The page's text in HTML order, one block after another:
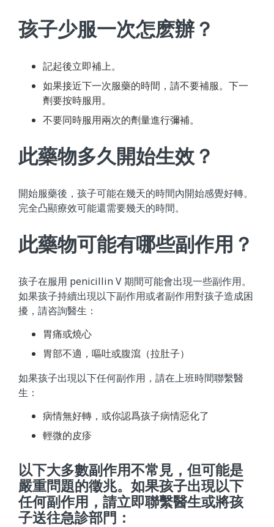
孩子少服一次怎麽辦？
記起後立即補上。
如果接近下一次服藥的時間，請不要補服。下一
劑要按時服用。
不要同時服用兩次的劑量進行彌補。
此藥物多久開始生效？
開始服藥後，孩子可能在幾天的時間內開始感覺好轉。
完全凸顯療效可能還需要幾天的時間。
此藥物可能有哪些副作用？
孩子在服用 penicillin V 期間可能會出現一些副作用。
如果孩子持續出現以下副作用或者副作用對孩子造成困
擾，請咨詢醫生：
胃痛或燒心
胃部不適，嘔吐或腹瀉（拉肚子）
如果孩子出現以下任何副作用，請在上班時間聯繫醫
生：
病情無好轉，或你認爲孩子病情惡化了
輕微的皮疹
以下大多數副作用不常見，但可能是
嚴重問題的徵兆。如果孩子出現以下
任何副作用，請立即聯繫醫生或將孩
子送往急診部門：